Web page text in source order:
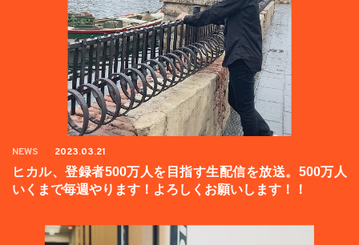
NEWS 2023.03.21
ヒカル、登録者500万人を目指す生配信を放送。500万人
いくまで毎週やります！よろしくお願いします！！